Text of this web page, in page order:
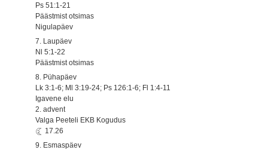
Ps 51:1-21
Päästmist otsimas
Nigulapäev
7. Laupäev
Nl 5:1-22
Päästmist otsimas
8. Pühapäev
Lk 3:1-6; Ml 3:19-24; Ps 126:1-6; Fl 1:4-11
Igavene elu
2. advent
Valga Peeteli EKB Kogudus
17.26
9. Esmaspäev